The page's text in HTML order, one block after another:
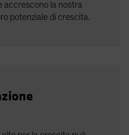
accrescono la nostra
potenziale di crescita.